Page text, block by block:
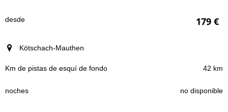
179 €
Kötschach-Mauthen
42 km
no disponible